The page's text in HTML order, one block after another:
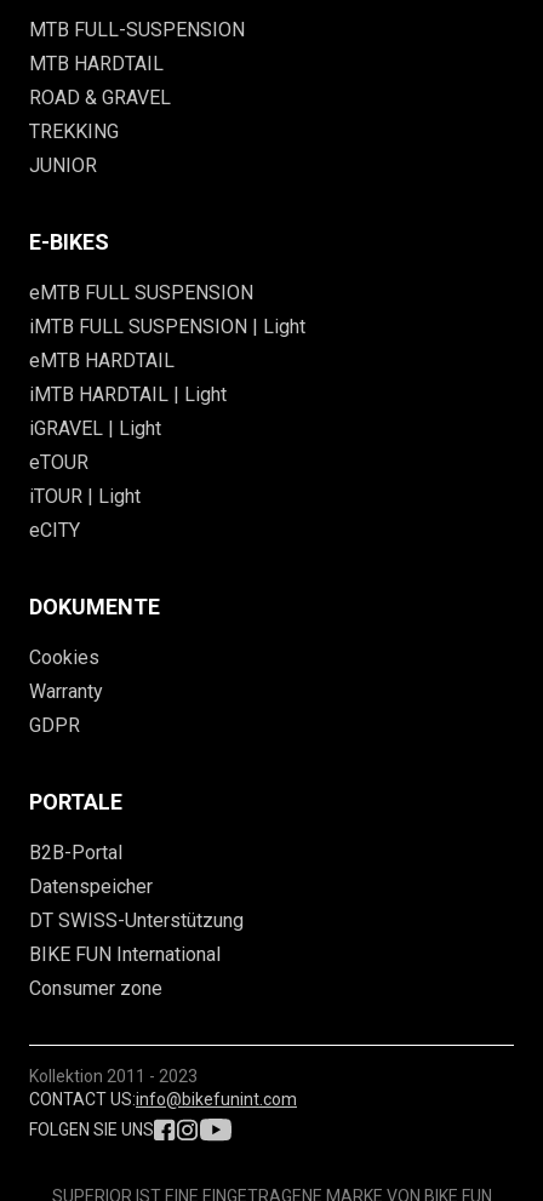
MTB FULL-SUSPENSION
MTB HARDTAIL
ROAD & GRAVEL
TREKKING
JUNIOR
E-BIKES
eMTB FULL SUSPENSION
iMTB FULL SUSPENSION | Light
eMTB HARDTAIL
iMTB HARDTAIL | Light
iGRAVEL | Light
eTOUR
iTOUR | Light
eCITY
DOKUMENTE
Cookies
Warranty
GDPR
PORTALE
B2B-Portal
Datenspeicher
DT SWISS-Unterstützung
BIKE FUN International
Consumer zone
Kollektion 2011 - 2023
CONTACT US:info@bikefunint.com
FOLGEN SIE UNS
SUPERIOR IST EINE EINGETRAGENE MARKE VON BIKE FUN